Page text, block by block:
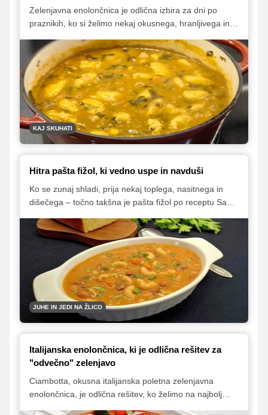
Zelenjavna enolončnica je odlična izbira za dni po
praznikih, ko si želimo nekaj okusnega, hranljivega in
zelenjavni okus in nežne zdrobove cmoke, ki jed
prijetno obogatijo, ne da bi obremenili želodec.
KAJ SKUHATI
Hitra pašta fižol, ki vedno uspe in navduši
Ko se zunaj shladi, prija nekaj toplega, nasitnega in
dišečega – točno takšna je pašta fižol po receptu Sanje
manj kot eni uri, vas bo navdušila z bogatim okusom in
preprostostjo. Idealna izbira za hitro, domače in
hranljivo kosilo v hladnih dneh.
JUHE IN JEDI NA ŽLICO
Italijanska enolončnica, ki je odlična rešitev za
"odvečno" zelenjavo
Ciambotta, okusna italijanska poletna zelenjavna
enolončnica, je odlična rešitev, ko želimo na najbolj